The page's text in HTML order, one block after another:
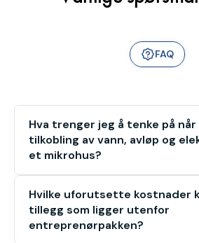
FAQ
Hva trenger jeg å tenke på
tilkobling av vann, avløp og
et mikrohus?
Hvilke uforutsette kostnader
tillegg som ligger utenfor
entreprenørpakken?